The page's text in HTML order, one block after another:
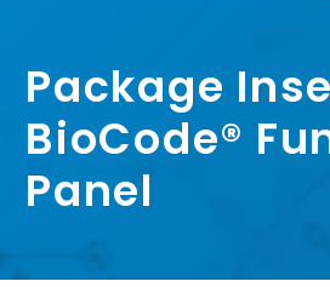
Package
BioCode®
Panel